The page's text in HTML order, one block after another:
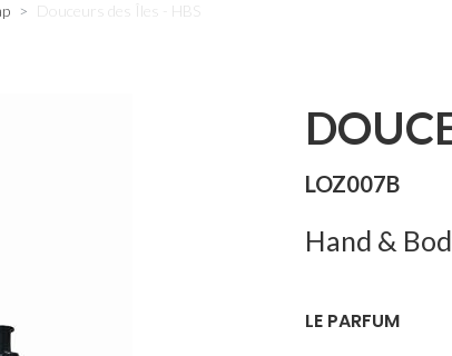
Douceurs des Îles - HBS
LOZ007B
Hand &
LE PARFUM